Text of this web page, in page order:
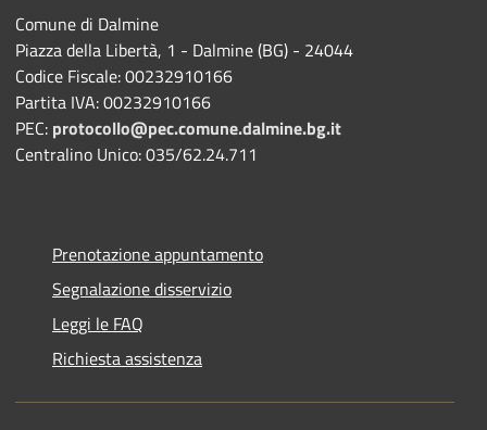
Comune di Dalmine
Piazza della Libertà, 1 - Dalmine (BG) - 24044
Codice Fiscale: 00232910166
Partita IVA: 00232910166
PEC: protocollo@pec.comune.dalmine.bg.it
Centralino Unico: 035/62.24.711
Prenotazione appuntamento
Segnalazione disservizio
Leggi le FAQ
Richiesta assistenza